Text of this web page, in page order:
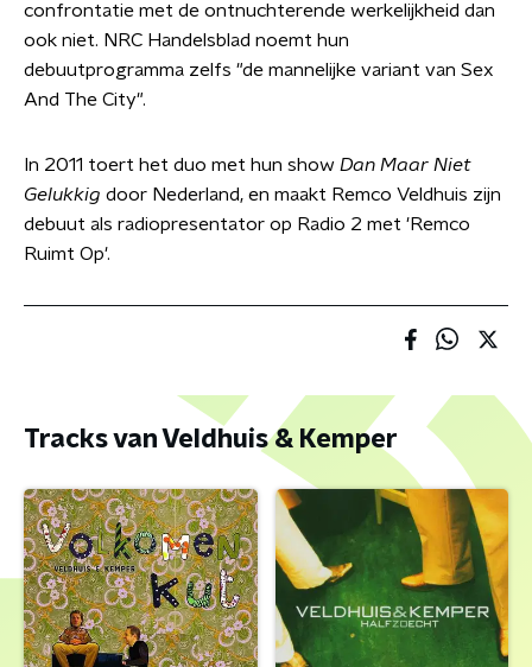
confrontatie met de ontnuchterende werkelijkheid dan
ook niet. NRC Handelsblad noemt hun
debuutprogramma zelfs "de mannelijke variant van Sex
And The City".
In 2011 toert het duo met hun show Dan Maar Niet
Gelukkig door Nederland, en maakt Remco Veldhuis zijn
debuut als radiopresentator op Radio 2 met 'Remco
Ruimt Op'.
Tracks van Veldhuis & Kemper